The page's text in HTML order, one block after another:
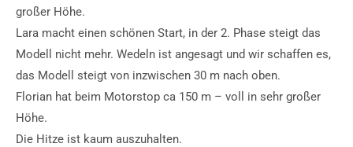
großer Höhe.
Lara macht einen schönen Start, in der 2. Phase steigt das
Modell nicht mehr. Wedeln ist angesagt und wir schaffen es,
das Modell steigt von inzwischen 30 m nach oben.
Florian hat beim Motorstop ca 150 m – voll in sehr großer
Höhe.
Die Hitze ist kaum auszuhalten.